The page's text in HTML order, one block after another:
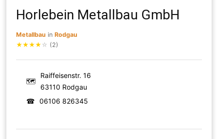
Horlebein Metallbau GmbH
Metallbau inRodgau
★★★★ ☆ (2)
🗺
Raiffeisenstr. 16
63110 Rodgau
☎
06106 826345